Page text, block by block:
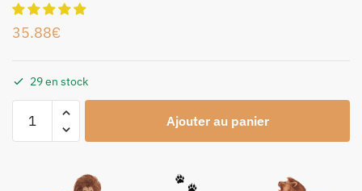
35.88€
29 en stock
Ajouter au panier